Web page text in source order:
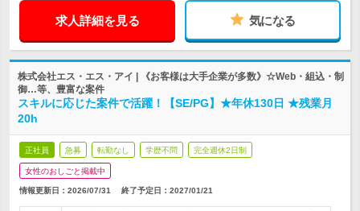
求人詳細を見る 気になる
株式会社エス・エス・アイ | 《お客様は大手企業が多数》☆Web・組込・制
御…等、豊富な案件
スキルに応じた案件で活躍！【SE/PG】★年休130日 ★残業月
20h
正社員 急募 転勤なし 学歴不問 完全週休2日制
女性のおしごと掲載中
情報更新日：2026/07/31 終了予定日： 2027/01/21